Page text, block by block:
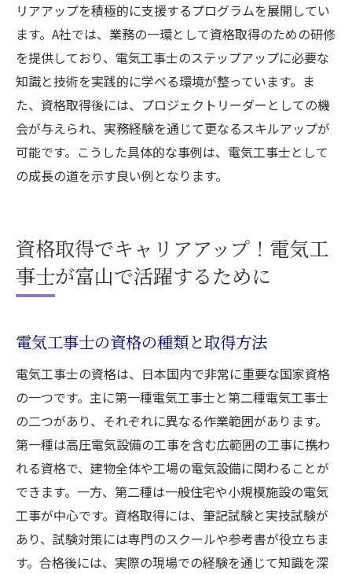
リアアップを積極的に支援するプログラムを展開してい
ます。A社では、業務の一環として資格取得のための研修
を提供しており、電気工事士のステップアップに必要な
知識と技術を実践的に学べる環境が整っています。ま
た、資格取得後には、プロジェクトリーダーとしての機
会が与えられ、実務経験を通じて更なるスキルアップが
可能です。こうした具体的な事例は、電気工事士として
の成長の道を示す良い例となります。
資格取得でキャリアアップ！電気工
事士が富山で活躍するために
電気工事士の資格の種類と取得方法
電気工事士の資格は、日本国内で非常に重要な国家資格
の一つです。主に第一種電気工事士と第二種電気工事士
の二つがあり、それぞれに異なる作業範囲があります。
第一種は高圧電気設備の工事を含む広範囲の工事に携わ
れる資格で、建物全体や工場の電気設備に関わることが
できます。一方、第二種は一般住宅や小規模施設の電気
工事が中心です。資格取得には、筆記試験と実技試験が
あり、試験対策には専門のスクールや参考書が役立ちま
す。合格後には、実際の現場での経験を通じて知識を深